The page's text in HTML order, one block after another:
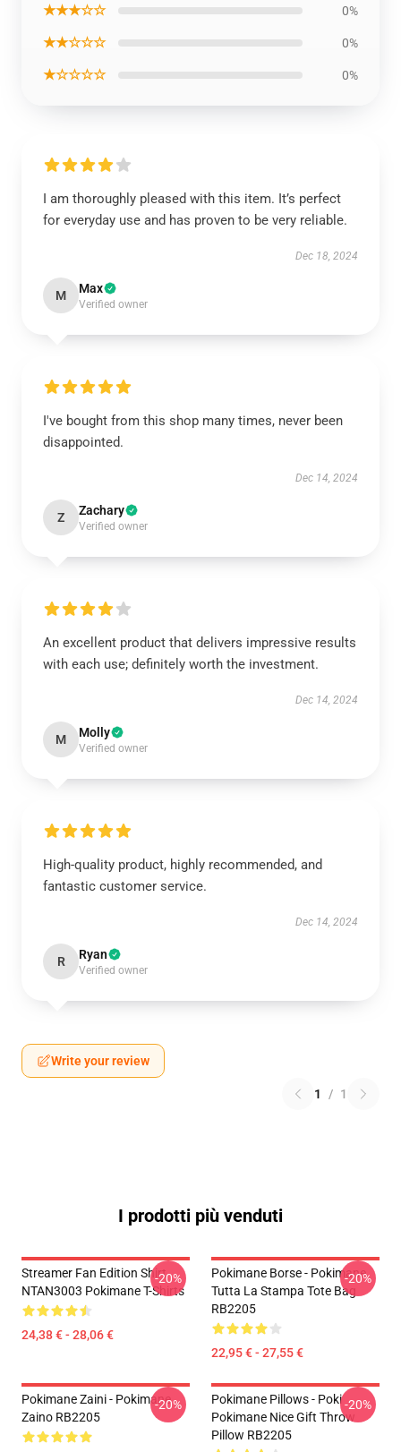
★★★☆☆ 0%
★★☆☆☆ 0%
★☆☆☆☆ 0%
I am thoroughly pleased with this item. It’s perfect
for everyday use and has proven to be very reliable.
Dec 18, 2024
M Max
Verified owner
I've bought from this shop many times, never been
disappointed.
Dec 14, 2024
Z Zachary
Verified owner
An excellent product that delivers impressive results
with each use; definitely worth the investment.
Dec 14, 2024
M Molly
Verified owner
High-quality product, highly recommended, and
fantastic customer service.
Dec 14, 2024
R Ryan
Verified owner
Write your review
1 / 1
I prodotti più venduti
Streamer Fan Edition Shirt
NTAN3003 Pokimane T-Shirts
24,38 € - 28,06 €
-20%
Pokimane Borse - Pokimane
Tutta La Stampa Tote Bag
RB2205
22,95 € - 27,55 €
-20%
Pokimane Zaini - Pokimane
Zaino RB2205
-20%
Pokimane Pillows - Poki
Pokimane Nice Gift Throw
Pillow RB2205
-20%